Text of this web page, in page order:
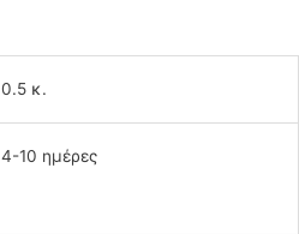
0.5 κ.
4-10 ημέρες